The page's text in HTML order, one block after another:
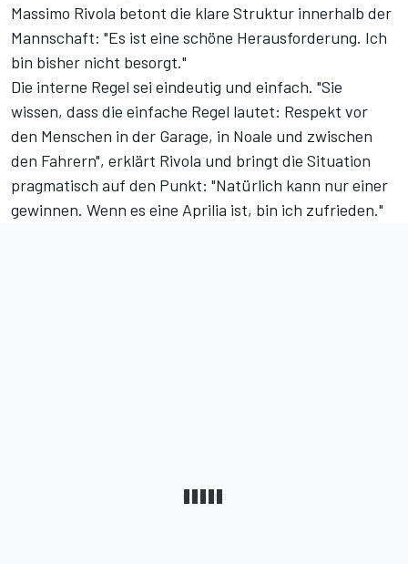
Massimo Rivola betont die klare Struktur innerhalb der
Mannschaft: "Es ist eine schöne Herausforderung. Ich
bin bisher nicht besorgt."
Die interne Regel sei eindeutig und einfach. "Sie
wissen, dass die einfache Regel lautet: Respekt vor
den Menschen in der Garage, in Noale und zwischen
den Fahrern", erklärt Rivola und bringt die Situation
pragmatisch auf den Punkt: "Natürlich kann nur einer
gewinnen. Wenn es eine Aprilia ist, bin ich zufrieden."